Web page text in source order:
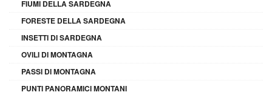
FIUMI DELLA SARDEGNA
FORESTE DELLA SARDEGNA
INSETTI DI SARDEGNA
OVILI DI MONTAGNA
PASSI DI MONTAGNA
PUNTI PANORAMICI MONTANI